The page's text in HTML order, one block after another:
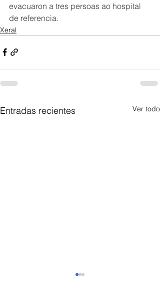
evacuaron a tres persoas ao hospital
de referencia.
Xeral
Entradas recientes Ver todo